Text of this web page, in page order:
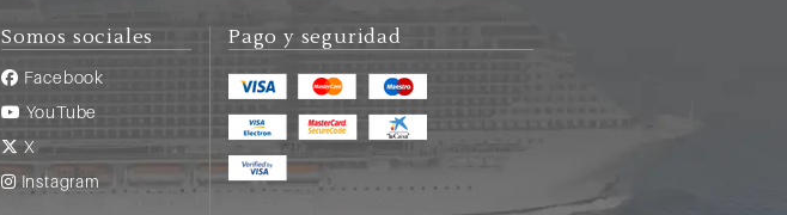
Somos sociales
Facebook
YouTube
X
Instagram
Pago y seguridad